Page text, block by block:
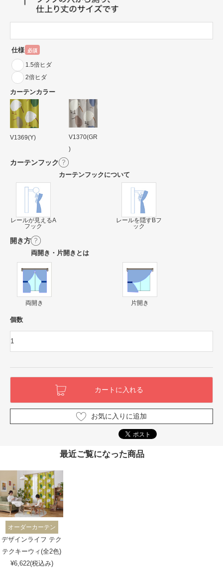
仕様 必須
1.5倍ヒダ
2倍ヒダ
カーテンカラー
V1369(Y)
V1370(GR
)
カーテンフック
カーテンフックについて
レールが見えるA
フック
レールを隠すBフ
ック
開き方
両開き・片開きとは
両開き 片開き
個数
お気に入りに追加
最近ご覧になった商品
オーダーカーテン
デザインライフ テク
テクキーウィ(全2色)
¥6,622(税込み)